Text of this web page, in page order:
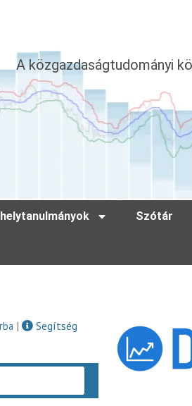
A közgazdaságtudományi
Szótár
|
Segítség